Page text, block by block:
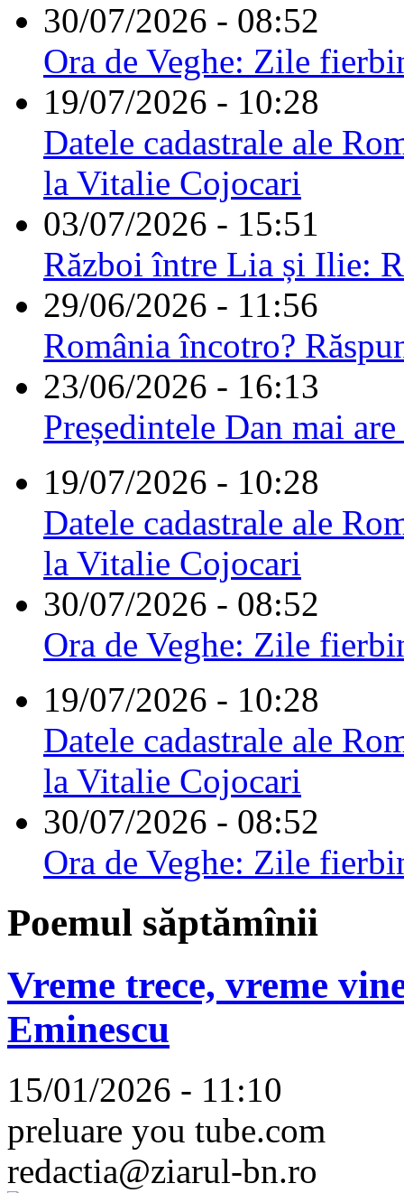
30/07/2026 - 08:52
Ora de Veghe: Zile
19/07/2026 - 10:28
Datele cadastrale ale
la Vitalie Cojocari
03/07/2026 - 15:51
Război între Lia și Ilie:
29/06/2026 - 11:56
România încotro?
23/06/2026 - 16:13
Președintele Dan mai
19/07/2026 - 10:28
Datele cadastrale ale
la Vitalie Cojocari
30/07/2026 - 08:52
Ora de Veghe: Zile
19/07/2026 - 10:28
Datele cadastrale ale
la Vitalie Cojocari
30/07/2026 - 08:52
Ora de Veghe: Zile
Poemul săptămînii
Vreme trece, vreme
Eminescu
15/01/2026 - 11:10
preluare you tube.com
redactia@ziarul-bn.ro